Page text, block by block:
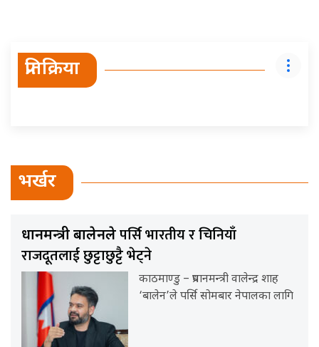
प्रतिक्रिया
भर्खर
प्रधानमन्त्री बालेनलेपर्सि भारतीय र चिनियाँ
राजदूतलाई छुट्टाछुट्टै भेट्ने
काठमाण्डु – प्रधानमन्त्री वालेन्द्र शाह
‘बालेन’ले पर्सि सोमबार नेपालका लागि